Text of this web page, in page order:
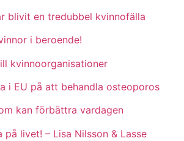
blivit en tredubbel kvinnofälla
i beroende!
kvinnoorganisationer
i EU på att behandla osteoporos
kan förbättra vardagen
på livet! – Lisa Nilsson & Lasse